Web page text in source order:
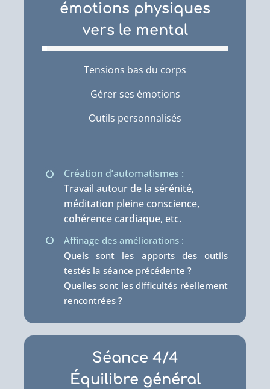
émotions physiques
vers le mental
Tensions bas du corps
Gérer ses émotions
Outils personnalisés
Création d’automatismes :
Travail autour de la sérénité,
méditation pleine conscience,
cohérence cardiaque, etc.
Affinage des améliorations :
Quels sont les apports des outils
testés la séance précédente ?
Quelles sont les difficultés réellement
rencontrées ?
Séance 4/4
Équilibre général